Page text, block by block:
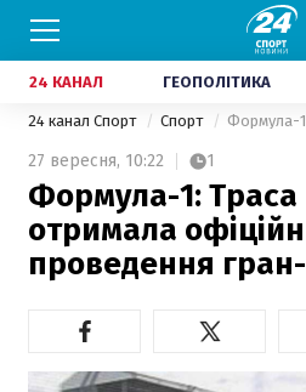
24 КАНАЛ ГЕОПОЛІТИКА
24 канал Спорт Спорт
27 вересня, 10:22 1
Формула-1: Траса
отримала
проведення